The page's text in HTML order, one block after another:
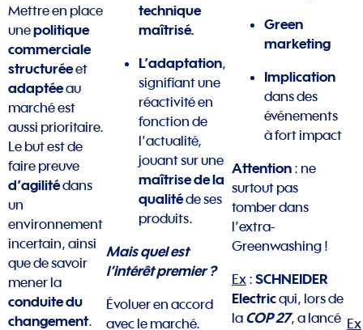
Mettre en place
unepolitique
commerciale
structuréeet
adaptéeau
marché est
aussi prioritaire.
Le but est de
faire preuve
d’agilitédans
un
environnement
incertain, ainsi
que de savoir
mener la
conduite du
changement.
technique
maîtrisé.
L’adaptation,
signifiant une
réactivité en
fonction de
l’actualité,
jouant sur une
maîtrise de la
qualitéde ses
produits.
Mais quel est
l’intérêt premier ?
Évoluer en accord
avec le marché.
Green
marketing
Implication
dans des
événements
à fort impact
Attention : ne
surtout pas
tomber dans
l’extra-
Greenwashing !
Ex : SCHNEIDER
Electricqui, lors de
la COP 27, a lancé Ex